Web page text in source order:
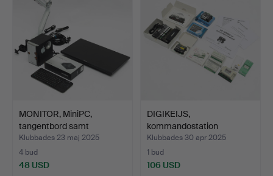
MONITOR, MiniPC,
tangentbord samt
högtalar…
Klubbades 23 maj 2025
4 bud
48 USD
DIGIKEIJS,
kommandostation
DR5000, Dr4088 …
Klubbades 30 apr 2025
1 bud
106 USD